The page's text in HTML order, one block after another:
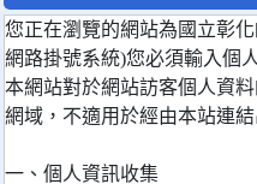
您正在瀏覽的網站為國立彰
網路掛號系統)您必須輸入個
本網站對於網站訪客個人資
網域，不適用於經由本站連
一、個人資訊收集